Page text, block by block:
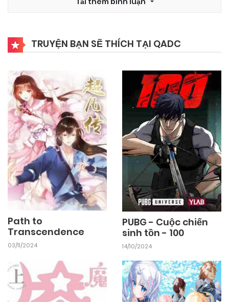
TRUYỆN BẠN SẼ THÍCH TẠI QADC
Path to
Transcendence
03/11/2024
PUBG - Cuộc chiến
sinh tồn - 100
14/10/2024